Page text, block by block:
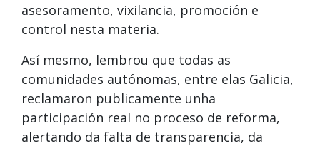
asesoramento, vixilancia, promoción e
control nesta materia.
Así mesmo, lembrou que todas as
comunidades autónomas, entre elas Galicia,
reclamaron publicamente unha
participación real no proceso de reforma,
alertando da falta de transparencia, da